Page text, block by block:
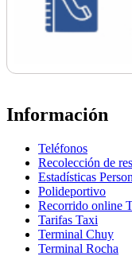
Información
Teléfonos
Recolección de
Estadísticas
Polideportivo
Recorrido online
Tarifas Taxi
Terminal Chuy
Terminal Rocha